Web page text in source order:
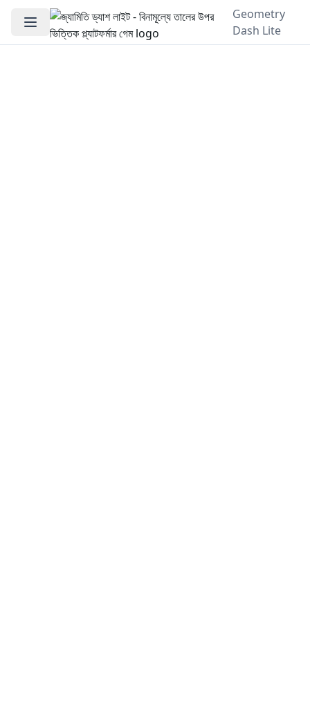
Geometry
Dash Lite